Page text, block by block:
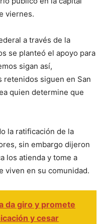
viernes.
a través de la
se planteó el apoyo para
sigan así,
retenidos siguen en San
quien determine que
la ratificación de la
sin embargo dijeron
los atienda y tome a
viven en su comunidad.
da giro y promete
y cesar